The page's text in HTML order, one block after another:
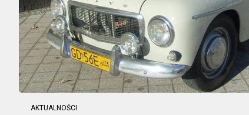
AKTUALNOŚCI